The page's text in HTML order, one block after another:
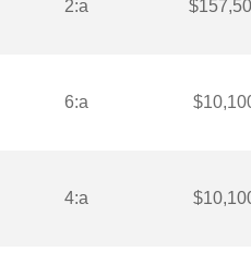
2:a
6:a
4:a